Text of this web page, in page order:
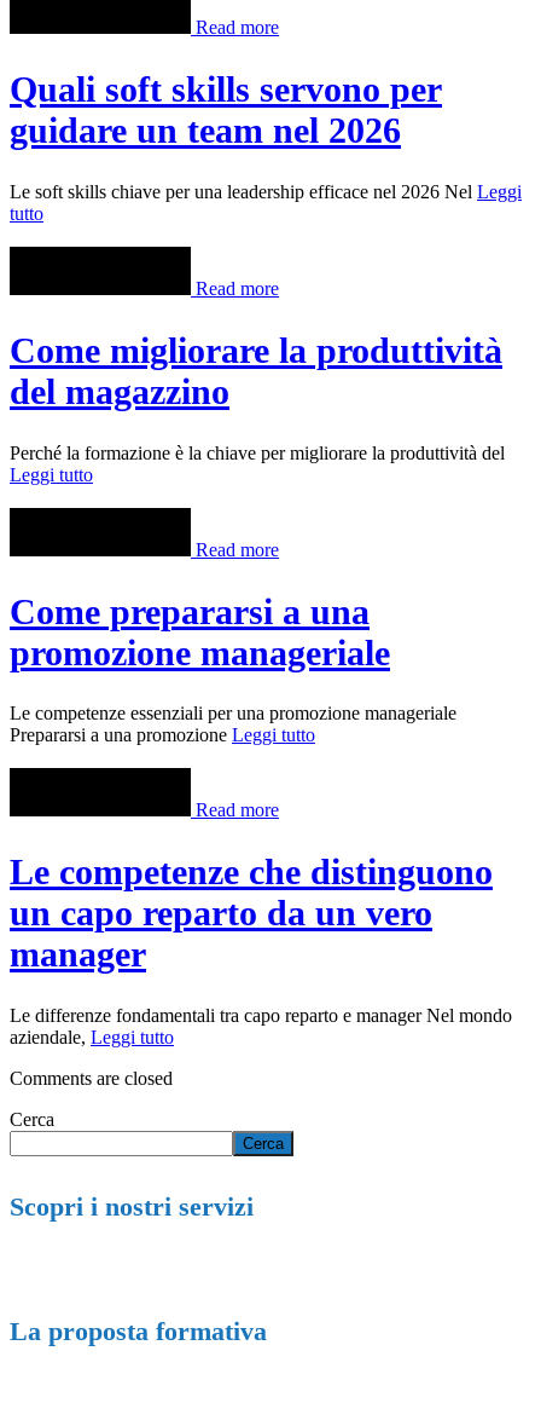
Read more
Quali soft skills servono per
guidare un team nel 2026
Le soft skills chiave per una leadership efficace nel 2026 Nel Leggi
tutto
Read more
Come migliorare la produttività
del magazzino
Perché la formazione è la chiave per migliorare la produttività del
Leggi tutto
Read more
Come prepararsi a una
promozione manageriale
Le competenze essenziali per una promozione manageriale
Prepararsi a una promozione Leggi tutto
Read more
Le competenze che distinguono
un capo reparto da un vero
manager
Le differenze fondamentali tra capo reparto e manager Nel mondo
aziendale, Leggi tutto
Comments are closed
Cerca
Cerca
Scopri i nostri servizi
La proposta formativa